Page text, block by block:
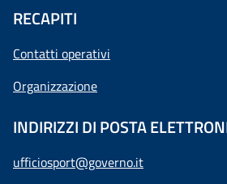
RECAPITI
Contatti operativi
Organizzazione
INDIRIZZI DI POSTA
ufficiosport@governo.it